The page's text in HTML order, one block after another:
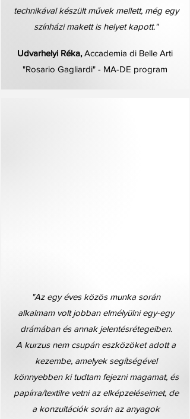
technikával készült művek mellett, még egy
színházi makett is helyet kapott."​
Udvarhelyi Réka,Accademia di Belle Arti
"Rosario Gagliardi" - MA-DE program
"Az egy éves közös munka során
alkalmam volt jobban elmélyülni egy-egy
drámában és annak jelentésrétegeiben.
A kurzus nem csupán eszközöket adott a
kezembe, amelyek segítségével
könnyebben ki tudtam fejezni magamat, és
papírra/textilre vetni az elképzeléseimet, de
a konzultációk során az anyagok